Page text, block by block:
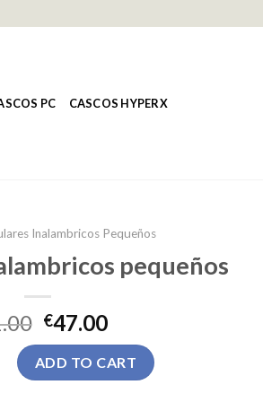
PC CASCOS HYPERX
Inalambricos Pequeños
pequeños
€47.00
pequeños quantity
ADD TO CART